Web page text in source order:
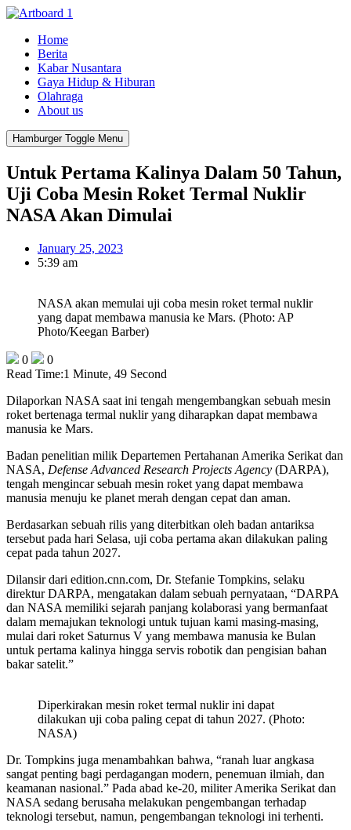
Home
Berita
Kabar Nusantara
Gaya Hidup & Hiburan
Olahraga
About us
Hamburger Toggle Menu
Untuk Pertama Kalinya Dalam 50 Tahun,
Uji Coba Mesin Roket Termal Nuklir
NASA Akan Dimulai
January 25, 2023
5:39 am
NASA akan memulai uji coba mesin roket termal nuklir
yang dapat membawa manusia ke Mars. (Photo: AP
Photo/Keegan Barber)
0
0
Read Time:1 Minute, 49 Second
Dilaporkan NASA saat ini tengah mengembangkan sebuah mesin
roket bertenaga termal nuklir yang diharapkan dapat membawa
manusia ke Mars.
Badan penelitian milik Departemen Pertahanan Amerika Serikat dan
NASA, Defense Advanced Research Projects Agency (DARPA),
tengah mengincar sebuah mesin roket yang dapat membawa
manusia menuju ke planet merah dengan cepat dan aman.
Berdasarkan sebuah rilis yang diterbitkan oleh badan antariksa
tersebut pada hari Selasa, uji coba pertama akan dilakukan paling
cepat pada tahun 2027.
Dilansir dari edition.cnn.com, Dr. Stefanie Tompkins, selaku
direktur DARPA, mengatakan dalam sebuah pernyataan, “DARPA
dan NASA memiliki sejarah panjang kolaborasi yang bermanfaat
dalam memajukan teknologi untuk tujuan kami masing-masing,
mulai dari roket Saturnus V yang membawa manusia ke Bulan
untuk pertama kalinya hingga servis robotik dan pengisian bahan
bakar satelit.”
Diperkirakan mesin roket termal nuklir ini dapat
dilakukan uji coba paling cepat di tahun 2027. (Photo:
NASA)
Dr. Tompkins juga menambahkan bahwa, “ranah luar angkasa
sangat penting bagi perdagangan modern, penemuan ilmiah, dan
keamanan nasional.” Pada abad ke-20, militer Amerika Serikat dan
NASA sedang berusaha melakukan pengembangan terhadap
teknologi tersebut, namun, pengembangan teknologi ini terhenti.